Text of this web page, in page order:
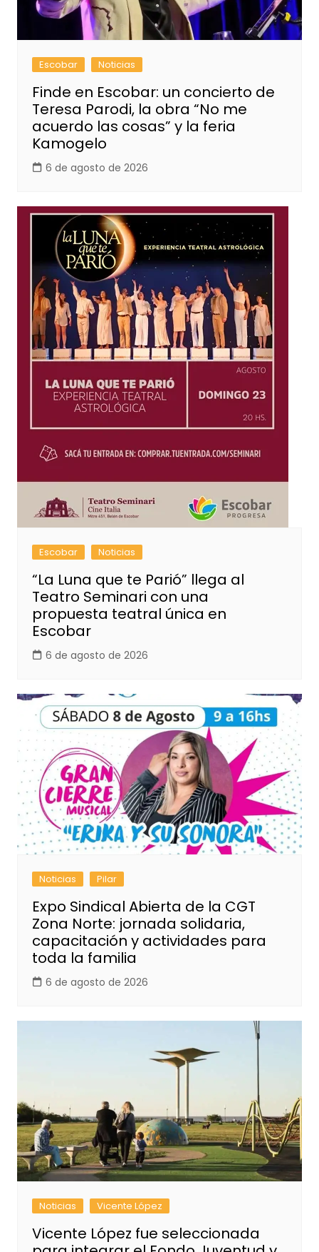
Escobar Noticias
Finde en Escobar: un concierto de
Teresa Parodi, la obra “No me
acuerdo las cosas” y la feria
Kamogelo
6 de agosto de 2026
Escobar Noticias
“La Luna que te Parió” llega al
Teatro Seminari con una
propuesta teatral única en
Escobar
6 de agosto de 2026
Noticias Pilar
Expo Sindical Abierta de la CGT
Zona Norte: jornada solidaria,
capacitación y actividades para
toda la familia
6 de agosto de 2026
Noticias Vicente López
Vicente López fue seleccionada